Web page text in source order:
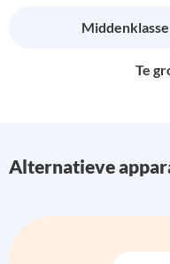
Te
Alternatieve